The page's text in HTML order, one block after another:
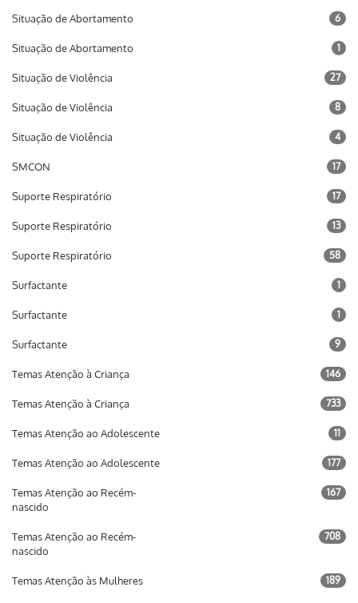
Situação de Abortamento 6
Situação de Abortamento 1
Situação de Violência 27
Situação de Violência 8
Situação de Violência 4
SMCON 17
Suporte Respiratório 17
Suporte Respiratório 13
Suporte Respiratório 58
Surfactante 1
Surfactante 1
Surfactante 9
Temas Atenção à Criança 146
Temas Atenção à Criança 733
Temas Atenção ao Adolescente 11
Temas Atenção ao Adolescente 177
Temas Atenção ao Recém-
nascido
167
Temas Atenção ao Recém-
nascido
708
Temas Atenção às Mulheres 189